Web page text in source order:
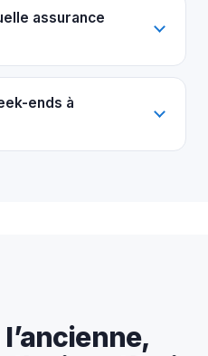
assurance
ends à